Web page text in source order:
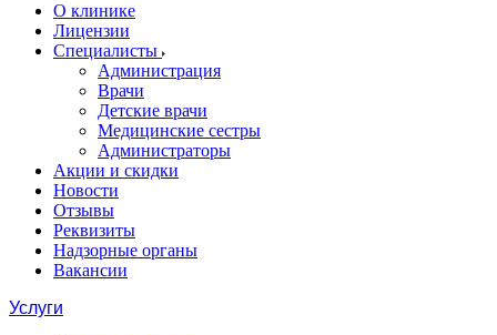
О клинике
Лицензии
Специалисты
Администрация
Врачи
Детские врачи
Медицинские сестры
Администраторы
Акции и скидки
Новости
Отзывы
Реквизиты
Надзорные органы
Вакансии
Услуги